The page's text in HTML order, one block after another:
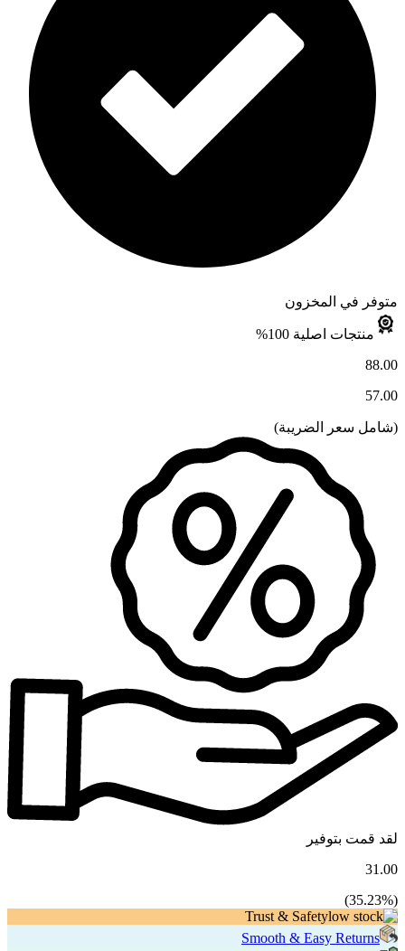
متوفر في المخزون
منتجات اصلية 100%
88.00
57.00
(شامل سعر الضريبة)
لقد قمت بتوفير
31.00
(
35.23%)
Trust & Safety
Smooth & Easy Returns